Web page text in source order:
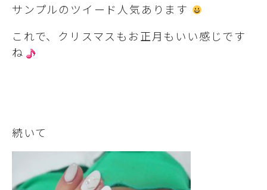
サンプルのツイード人気あります
これで、クリスマスもお正月もいい感じです
ね
続いて